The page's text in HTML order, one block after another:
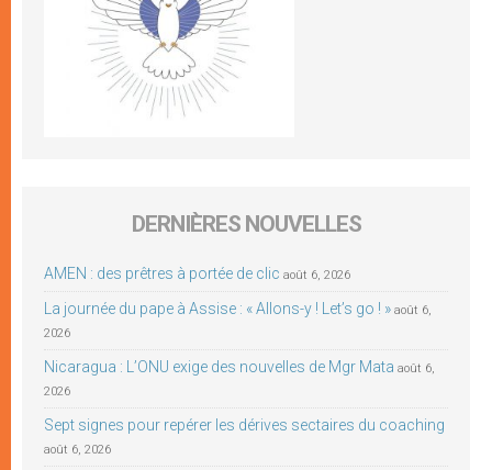
DERNIÈRES NOUVELLES
AMEN : des prêtres à portée de clic août 6, 2026
La journée du pape à Assise : « Allons-y ! Let’s go ! » août 6,
2026
Nicaragua : L’ONU exige des nouvelles de Mgr Mata août 6,
2026
Sept signes pour repérer les dérives sectaires du coaching
août 6, 2026